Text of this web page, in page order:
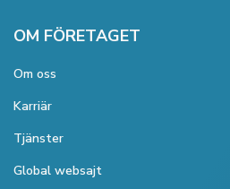
OM FÖRETAGET
Om oss
Karriär
Tjänster
Global websajt